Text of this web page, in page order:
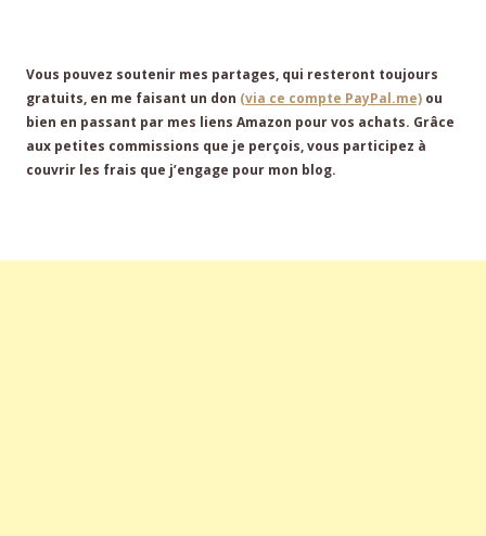
Vous pouvez soutenir mes partages, qui resteront toujours
gratuits, en me faisant un don (via ce compte PayPal.me) ou
bien en passant par mes liens Amazon pour vos achats. Grâce
aux petites commissions que je perçois, vous participez à
couvrir les frais que j’engage pour mon blog.